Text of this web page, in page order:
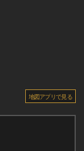
地図アプリで見る